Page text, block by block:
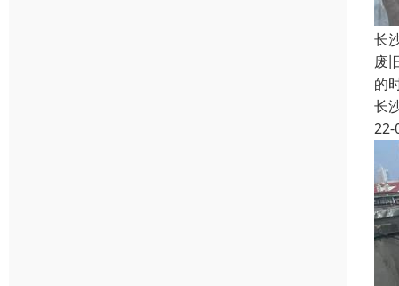
长
废
的
长
22-